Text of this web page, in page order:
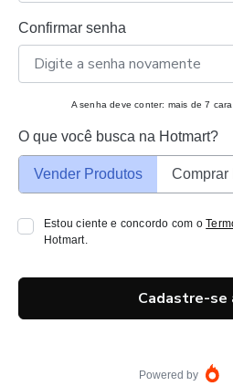
Confirmar senha
A senha deve conter: mais de 7
O que você busca na Hotmart?
Vender Produtos Comprar
Estou ciente e concordo com o
Hotmart.
Cadastre-se
Powered by